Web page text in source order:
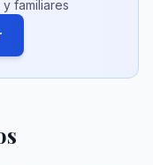
familiares